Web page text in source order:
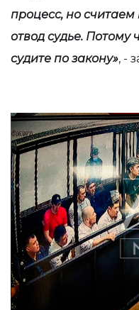
процесс, но
отвод судье. Потому
судите по закону», -